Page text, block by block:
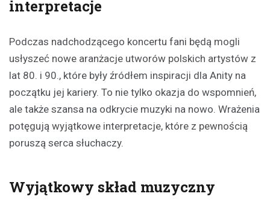
interpretacje
Podczas nadchodzącego koncertu fani będą mogli
usłyszeć nowe aranżacje utworów polskich artystów z
lat 80. i 90., które były źródłem inspiracji dla Anity na
początku jej kariery. To nie tylko okazja do wspomnień,
ale także szansa na odkrycie muzyki na nowo. Wrażenia
potęgują wyjątkowe interpretacje, które z pewnością
poruszą serca słuchaczy.
Wyjątkowy skład muzyczny